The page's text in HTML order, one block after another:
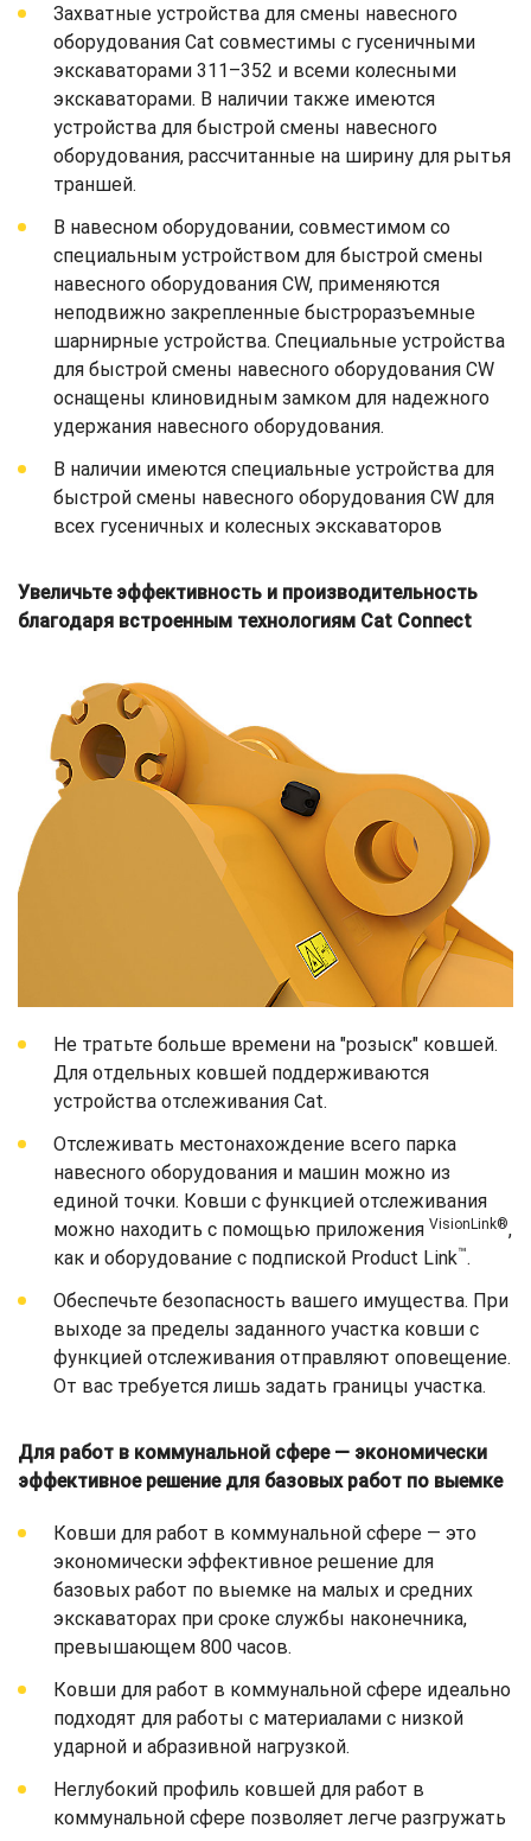
Захватные устройства для смены навесного
оборудования Cat совместимы с гусеничными
экскаваторами 311–352 и всеми колесными
экскаваторами. В наличии также имеются
устройства для быстрой смены навесного
оборудования, рассчитанные на ширину для рытья
траншей.
В навесном оборудовании, совместимом со
специальным устройством для быстрой смены
навесного оборудования CW, применяются
неподвижно закрепленные быстроразъемные
шарнирные устройства. Специальные устройства
для быстрой смены навесного оборудования CW
оснащены клиновидным замком для надежного
удержания навесного оборудования.
В наличии имеются специальные устройства для
быстрой смены навесного оборудования CW для
всех гусеничных и колесных экскаваторов
Увеличьте эффективность и производительность
благодаря встроенным технологиям Cat Connect
Не тратьте больше времени на "розыск" ковшей.
Для отдельных ковшей поддерживаются
устройства отслеживания Cat.
Отслеживать местонахождение всего парка
навесного оборудования и машин можно из
единой точки. Ковши с функцией отслеживания
можно находить с помощью приложения VisionLink®,
как и оборудование с подпиской Product Link™.
Обеспечьте безопасность вашего имущества. При
выходе за пределы заданного участка ковши с
функцией отслеживания отправляют оповещение.
От вас требуется лишь задать границы участка.
Для работ в коммунальной сфере — экономически
эффективное решение для базовых работ по выемке
Ковши для работ в коммунальной сфере — это
экономически эффективное решение для
базовых работ по выемке на малых и средних
экскаваторах при сроке службы наконечника,
превышающем 800 часов.
Ковши для работ в коммунальной сфере идеально
подходят для работы с материалами с низкой
ударной и абразивной нагрузкой.
Неглубокий профиль ковшей для работ в
коммунальной сфере позволяет легче разгружать